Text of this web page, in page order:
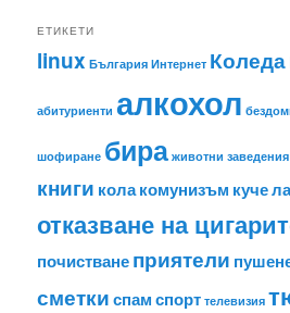
ЕТИКЕТИ
linux България Интернет Коледа
абитуриенти алкохол
шофиране бира животни заведения
книги колакомунизъм куче
отказване на
почистванеприятели
сметкиспамспорт телевизия